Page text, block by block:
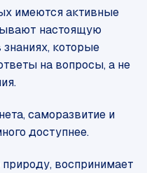
имеются активные
настоящую
которые
на вопросы, а не
саморазвитие и
доступнее.
воспринимает